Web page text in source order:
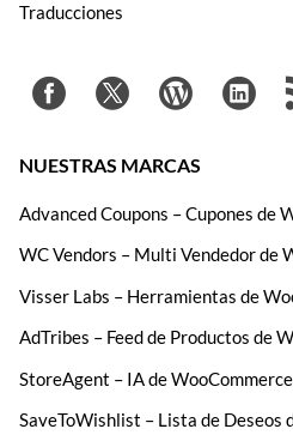
Traducciones
NUESTRAS MARCAS
Advanced Coupons – Cupones de
WC Vendors – Multi Vendedor de
Visser Labs – Herramientas de
AdTribes – Feed de Productos de
StoreAgent – IA de WooCommerce
SaveToWishlist – Lista de Deseos